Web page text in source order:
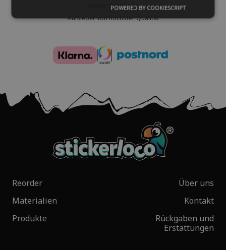
Hohe Qualität
Aufkleber von höchster Qualität
Reorder
Materialien
Produkte
Über uns
Kontakt
Rückgaben und
Erstattungen
POWERED BY COOKIESCRIPT